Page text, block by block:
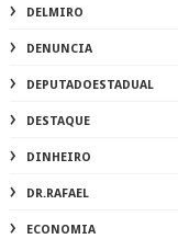
DELMIRO
DENUNCIA
DEPUTADOESTADUAL
DESTAQUE
DINHEIRO
DR.RAFAEL
ECONOMIA